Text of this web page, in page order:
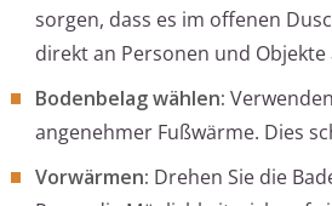
sorgen, dass es im offenen
direkt an Personen und
Bodenbelag wählen:
angenehmer Fußwärme. Dies
Vorwärmen: Drehen Sie die